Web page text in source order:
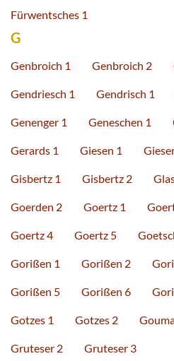
Fürwentsches 1
G
Genbroich 1 Genbroich 2
Gendriesch 1 Gendrisch 1
Genenger 1 Geneschen 1
Gerards 1 Giesen 1
Gisbertz 1 Gisbertz 2
Goerden 2 Goertz 1
Goertz 4 Goertz 5
Gorißen 1 Gorißen 2
Gorißen 5 Gorißen 6
Gotzes 1 Gotzes 2
Gruteser 2 Gruteser 3